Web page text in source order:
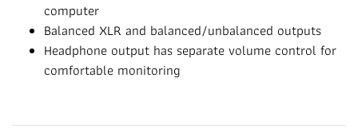
computer
Balanced XLR and balanced/unbalanced outputs
Headphone output has separate volume control for
comfortable monitoring